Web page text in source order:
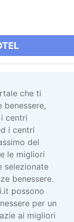
che ti
benessere,
centri
i centri
del
le migliori
selezionate
benessere.
possono
per un
ai migliori